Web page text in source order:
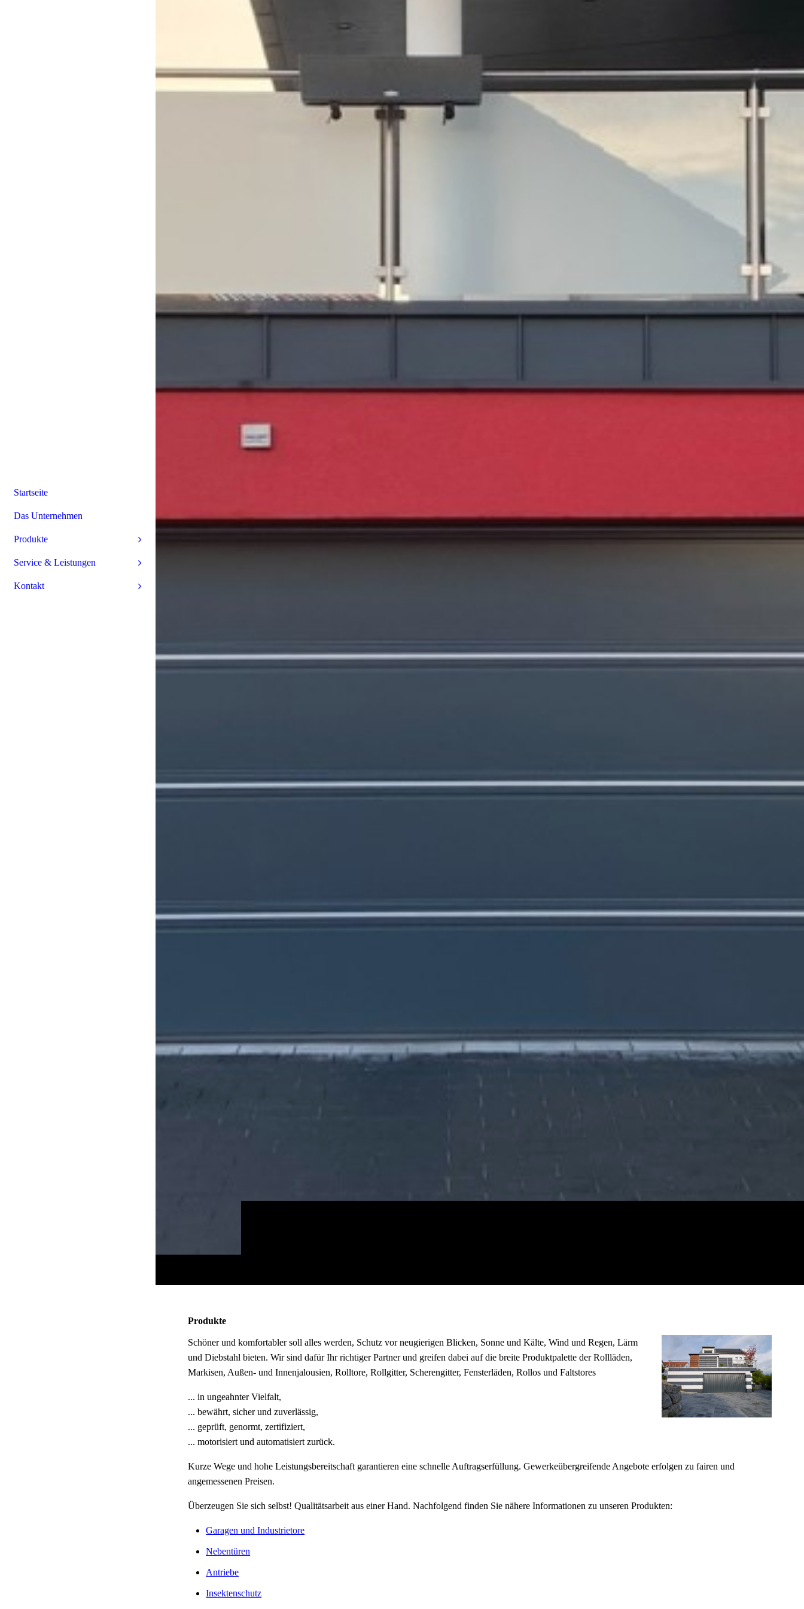
Produkte
Schöner und komfortabler soll alles werden, Schutz vor neugierigen Blicken, Sonne und Kälte, Wind und Regen, Lärm
und Diebstahl bieten. Wir sind dafür Ihr richtiger Partner und greifen dabei auf die breite Produktpalette der Rollläden,
Markisen, Außen- und Innenjalousien, Rolltore, Rollgitter, Scherengitter, Fensterläden, Rollos und Faltstores
... in ungeahnter Vielfalt,
... bewährt, sicher und zuverlässig,
... geprüft, genormt, zertifiziert,
... motorisiert und automatisiert zurück.
Kurze Wege und hohe Leis­tungs­be­reit­schaft garantieren eine schnelle Auftragserfüllung. Ge­wer­ke­über­grei­fen­de Angebote erfolgen zu fairen und
angemessenen Preisen.
Überzeugen Sie sich selbst! Qualitätsarbeit aus einer Hand. Nachfolgend finden Sie nähere Informationen zu unseren Produkten:
Garagen und Industrietore
Nebentüren
Antriebe
Insektenschutz
Startseite
Das Unternehmen
Produkte
Service & Leistungen
Kontakt